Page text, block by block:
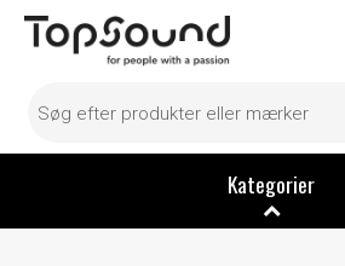
Kategorier